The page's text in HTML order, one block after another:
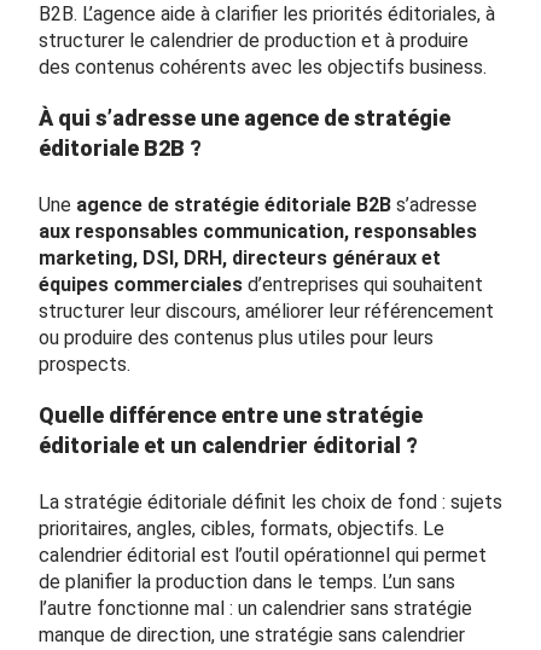
B2B. L’agence aide à clarifier les priorités éditoriales, à
structurer le calendrier de production et à produire
des contenus cohérents avec les objectifs business.
À qui s’adresse une agence de stratégie
éditoriale B2B ?
Une agence de stratégie éditoriale B2B s’adresse
aux responsables communication, responsables
marketing, DSI, DRH, directeurs généraux et
équipes commerciales d’entreprises qui souhaitent
structurer leur discours, améliorer leur référencement
ou produire des contenus plus utiles pour leurs
prospects.
Quelle différence entre une stratégie
éditoriale et un calendrier éditorial ?
La stratégie éditoriale définit les choix de fond : sujets
prioritaires, angles, cibles, formats, objectifs. Le
calendrier éditorial est l’outil opérationnel qui permet
de planifier la production dans le temps. L’un sans
l’autre fonctionne mal : un calendrier sans stratégie
manque de direction, une stratégie sans calendrier